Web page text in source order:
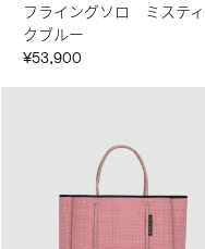
フライングソロ ミステ
クブルー
¥53,900